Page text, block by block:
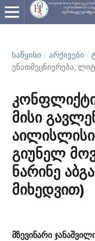
ᲡᲐᲬᲧᲘᲡᲘ / ᲐᲠᲥᲘᲕᲔᲑᲘ /
ენათმეცნიერება,
მისი
გიუნელ
ნარინე
მიხედვით)
მზევინარი